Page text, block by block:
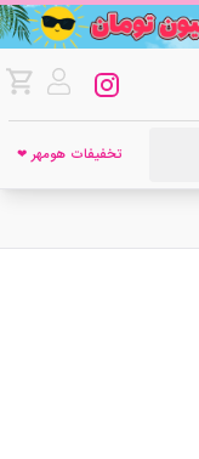
تخفیفات هومهر ❤